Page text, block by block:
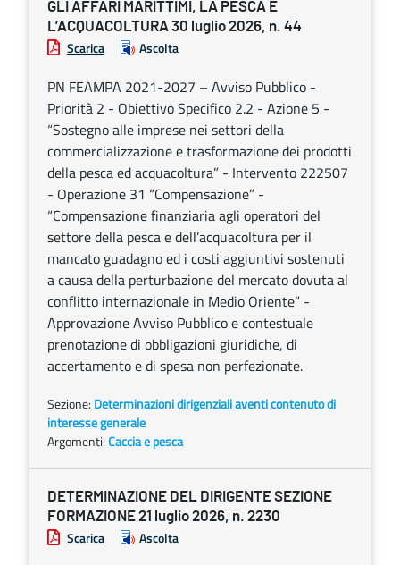
GLI AFFARI MARITTIMI, LA PESCA E
L’ACQUACOLTURA 30 luglio 2026, n. 44
Scarica Ascolta
PN FEAMPA 2021-2027 – Avviso Pubblico -
Priorità 2 - Obiettivo Specifico 2.2 - Azione 5 -
“Sostegno alle imprese nei settori della
commercializzazione e trasformazione dei prodotti
della pesca ed acquacoltura” - Intervento 222507
- Operazione 31 “Compensazione” -
“Compensazione finanziaria agli operatori del
settore della pesca e dell’acquacoltura per il
mancato guadagno ed i costi aggiuntivi sostenuti
a causa della perturbazione del mercato dovuta al
conflitto internazionale in Medio Oriente” -
Approvazione Avviso Pubblico e contestuale
prenotazione di obbligazioni giuridiche, di
accertamento e di spesa non perfezionate.
Sezione: Determinazioni dirigenziali aventi contenuto di
interesse generale
Argomenti:Caccia e pesca
DETERMINAZIONE DEL DIRIGENTE SEZIONE
FORMAZIONE 21 luglio 2026, n. 2230
Scarica Ascolta